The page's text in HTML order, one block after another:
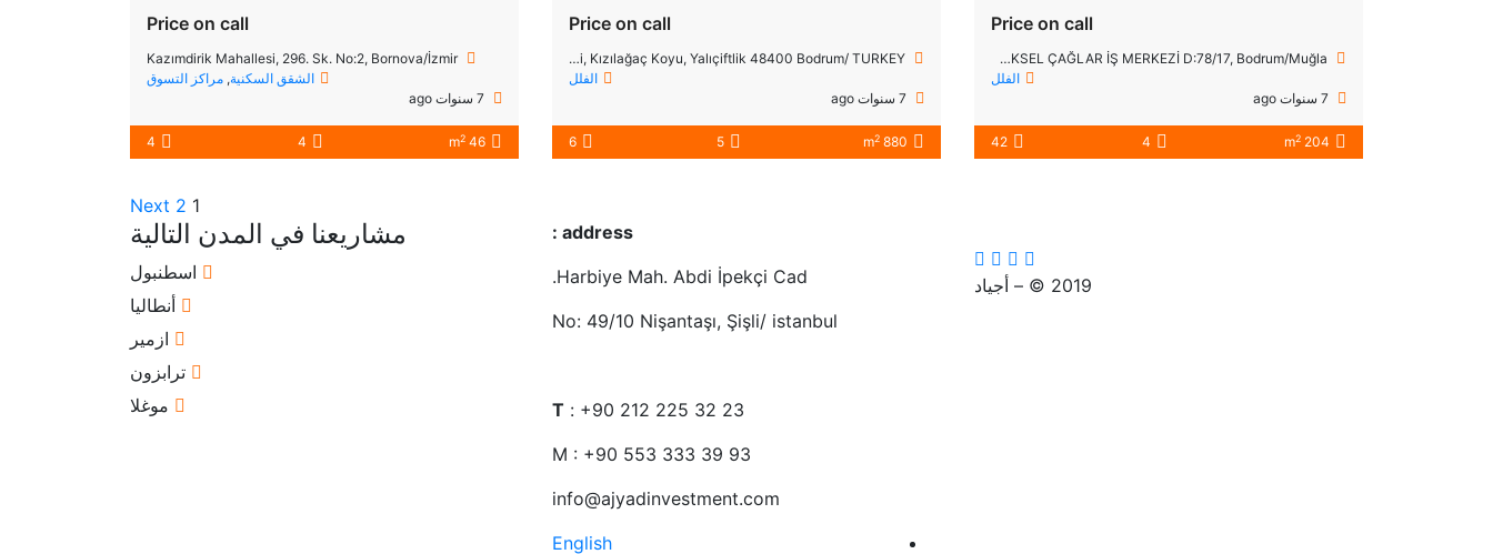
Price on call
Kazımdirik Mahallesi, 296. Sk. No:2, Bornova/İzmir
الشقق السكنية, مراكز التسوق
46 m
2
4
4
Price on call
Bodrum Gerenkuyu Mevkii, Kızılağaç Koyu, Yalıçiftlik 48400 Bodrum/ TURKEY
الفلل
880 m
2
5
6
Price on call
Yokuşbaşı Mahallesi, KIBRIS ŞEHİTLERİ CAD YÜKSEL ÇAĞLAR İŞ MERKEZİ D:78/17, Bodrum/Muğla
الفلل
204 m
2
4
42
1
2
Next
2019 © – أجياد
address :
Harbiye Mah. Abdi İpekçi Cad.
No: 49/10 Nişantaşı, Şişli/ istanbul
T : +90 212 225 32 23
M : +90 553 333 39 93
info@ajyadinvestment.com
English
مشاريعنا في المدن التالية
اسطنبول
أنطاليا
ازمير
ترابزون
موغلا